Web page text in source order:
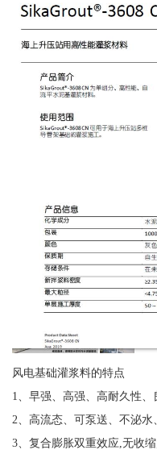
风电基础灌浆料的特点
1、早强、高强、高耐久性
2、高流态、可泵送、不泌水
3、复合膨胀双重效应,无收